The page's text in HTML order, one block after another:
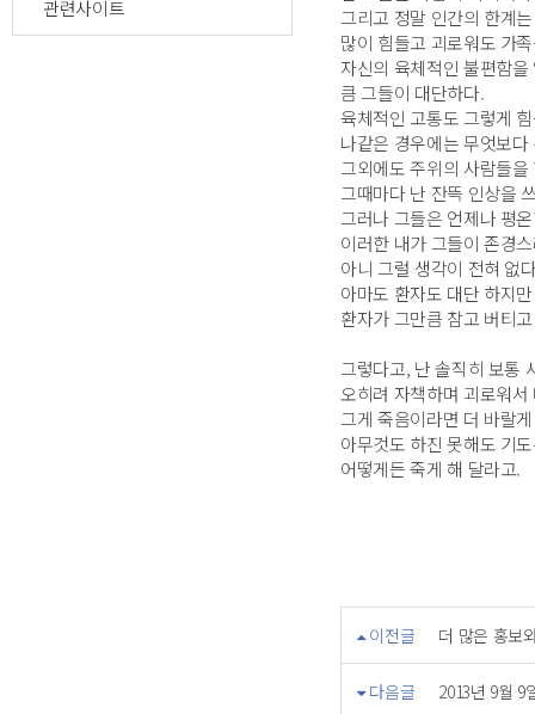
관련사이트
그리고 정말 인간의 한계
많이 힘들고 괴로워도 가
자신의 육체적인 불편함
큼 그들이 대단하다.
육체적인 고통도 그렇게
나같은 경우에는 무엇보
그외에도 주위의 사람들
그때마다 난 잔뜩 인상을
그러나 그들은 언제나 평
이러한 내가 그들이 존경
아니 그럴 생각이 전혀 없
아마도 환자도 대단 하지
환자가 그만큼 참고 버티
그렇다고, 난 솔직히 보통
오히려 자책하며 괴로워
그게 죽음이라면 더 바랄
아무것도 하진 못해도 기
어떻게든 죽게 해 달라고.
이전글 더 많은 홍보
다음글 2013년 9월 9